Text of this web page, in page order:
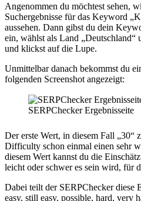
Angenommen du möchtest sehen,
Suchergebnisse für das Keyword
aussehen. Dann gibst du dein
ein, wählst als Land „Deutschland“
und klickst auf die Lupe.
Unmittelbar danach bekommst du
folgenden Screenshot angezeigt:
SERPChecker Ergebnisseite
Der erste Wert, in diesem Fall „30“
Difficulty schon einmal einen sehr
diesem Wert kannst du die
leicht oder schwer es sein wird, für
Dabei teilt der SERPChecker diese
easy, still easy, possible, hard, very